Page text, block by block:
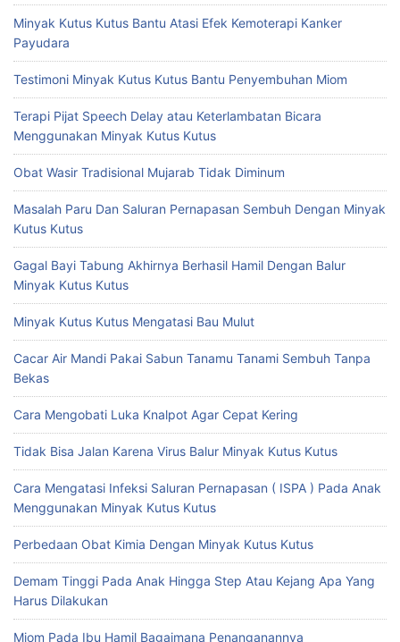
Minyak Kutus Kutus Bantu Atasi Efek Kemoterapi Kanker
Payudara
Testimoni Minyak Kutus Kutus Bantu Penyembuhan Miom
Terapi Pijat Speech Delay atau Keterlambatan Bicara
Menggunakan Minyak Kutus Kutus
Obat Wasir Tradisional Mujarab Tidak Diminum
Masalah Paru Dan Saluran Pernapasan Sembuh Dengan Minyak
Kutus Kutus
Gagal Bayi Tabung Akhirnya Berhasil Hamil Dengan Balur
Minyak Kutus Kutus
Minyak Kutus Kutus Mengatasi Bau Mulut
Cacar Air Mandi Pakai Sabun Tanamu Tanami Sembuh Tanpa
Bekas
Cara Mengobati Luka Knalpot Agar Cepat Kering
Tidak Bisa Jalan Karena Virus Balur Minyak Kutus Kutus
Cara Mengatasi Infeksi Saluran Pernapasan ( ISPA ) Pada Anak
Menggunakan Minyak Kutus Kutus
Perbedaan Obat Kimia Dengan Minyak Kutus Kutus
Demam Tinggi Pada Anak Hingga Step Atau Kejang Apa Yang
Harus Dilakukan
Miom Pada Ibu Hamil Bagaimana Penanganannya